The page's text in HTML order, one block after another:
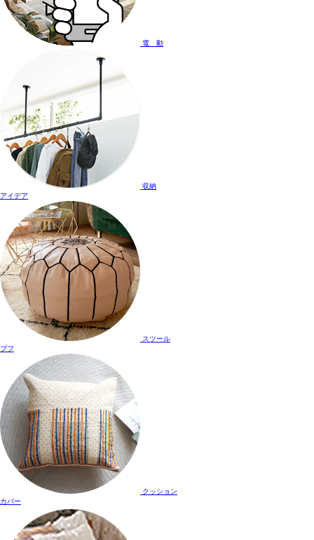
電 動
収納
アイデア
スツール
プフ
クッション
カバー